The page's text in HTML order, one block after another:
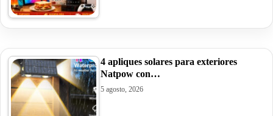
4 apliques solares para exteriores
Natpow con…
5 agosto, 2026